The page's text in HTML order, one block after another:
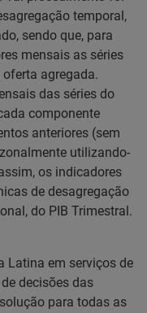
temporal,
sendo que, para
mensais as séries
agregada.
das séries do
componente
anteriores (sem
utilizando-
os indicadores
de desagregação
do PIB Trimestral.
Latina em serviços de
decisões das
para todas as